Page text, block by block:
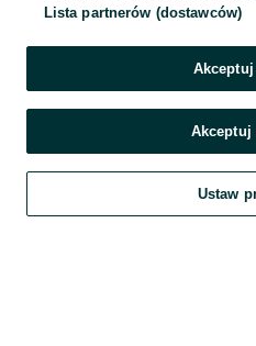
Szukaj Obserwujesz
Lista partnerów (dostawców)
Akceptuj
Ustaw